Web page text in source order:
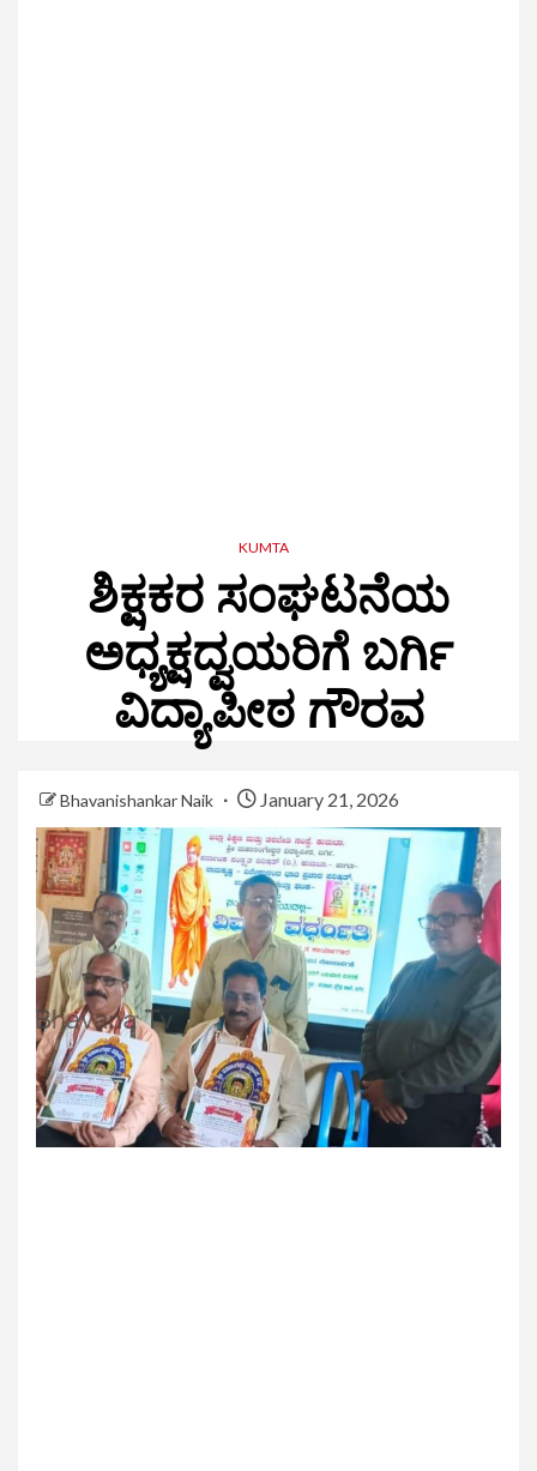
KUMTA
ಶಿಕ್ಷಕರ ಸಂಘಟನೆಯ
ಅಧ್ಯಕ್ಷದ್ವಯರಿಗೆ ಬರ್ಗಿ
ವಿದ್ಯಾಪೀಠ ಗೌರವ
Bhavanishankar Naik January 21, 2026